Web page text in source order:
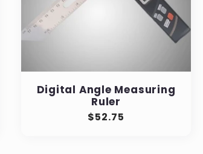
Digital Angle Measuring
Ruler
Prix
$52.75